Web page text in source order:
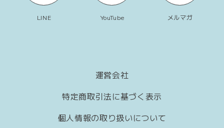
LINE YouTube メルマガ
運営会社
特定商取引法に基づく表示
個人情報の取り扱いについて